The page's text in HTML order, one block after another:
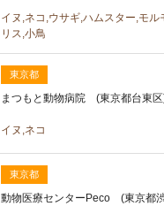
イヌ,ネコ,ウサギ,ハムスター,モル
リス,小鳥
東京都
まつもと動物病院 (東京都台東
イヌ,ネコ
東京都
動物医療センターPeco (東京都